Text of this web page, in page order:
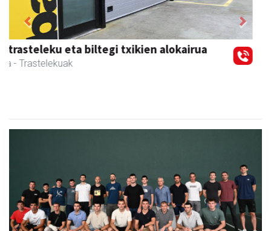
Ikasmin ikasketa zentroa
Urnieta - Ikasketa zentroak
Previous Next